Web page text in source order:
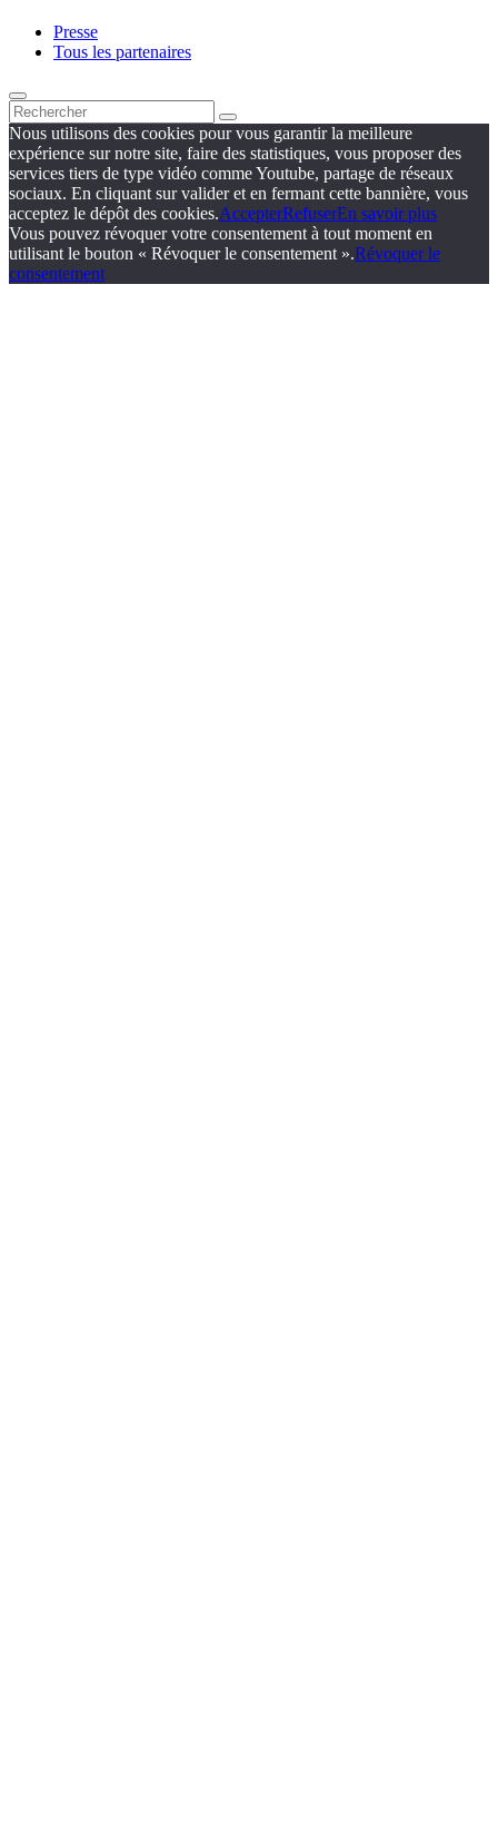
Presse
Tous les partenaires
Nous utilisons des cookies pour vous garantir la meilleure
expérience sur notre site, faire des statistiques, vous proposer des
services tiers de type vidéo comme Youtube, partage de réseaux
sociaux. En cliquant sur valider et en fermant cette bannière, vous
acceptez le dépôt des cookies.AccepterRefuserEn savoir plus
Vous pouvez révoquer votre consentement à tout moment en
utilisant le bouton « Révoquer le consentement ».Révoquer le
consentement